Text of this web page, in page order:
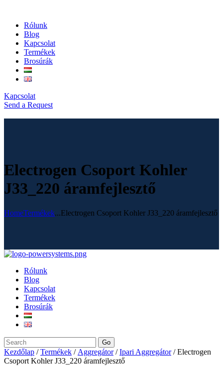
Rólunk
Blog
Kapcsolat
Termékek
Brosúrák
Kapcsolat
Send a Request
Electrogen Csoport Kohler
J33_220 áramfejlesztő
HomeTermékek...Electrogen Csoport Kohler J33_220 áramfejlesztő
Rólunk
Blog
Kapcsolat
Termékek
Brosúrák
Go
Kezdőlap /Termékek / Aggregátor/Ipari Aggregátor/ Electrogen
Csoport Kohler J33_220 áramfejlesztő